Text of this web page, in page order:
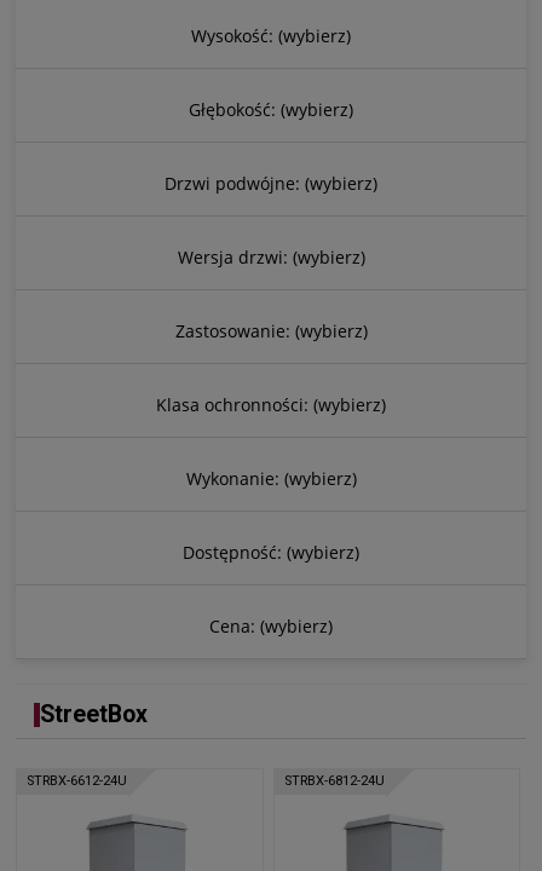
Wysokość: (wybierz)
Głębokość: (wybierz)
Drzwi podwójne: (wybierz)
Wersja drzwi: (wybierz)
Zastosowanie: (wybierz)
Klasa ochronności: (wybierz)
Wykonanie: (wybierz)
Dostępność: (wybierz)
Cena: (wybierz)
StreetBox
STRBX-6612-24U STRBX-6812-24U